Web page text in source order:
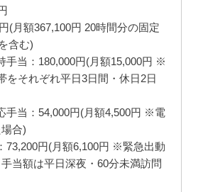
(月額367,100円 20時間分の固定
含む)
手当：180,000円(月額15,000円 ※
をそれぞれ平日3日間・休日2日
手当：54,000円(月額4,500円 ※電
合)
73,200円(月額6,100円 ※緊急出動
当額は平日深夜・60分未満訪問